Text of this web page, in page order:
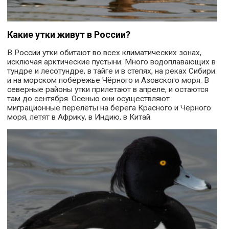
Какие утки живут в России?
В России утки обитают во всех климатических зонах,
исключая арктические пустыни. Много водоплавающих в
тундре и лесотундре, в тайге и в степях, на реках Сибири
и на морском побережье Чёрного и Азовского моря. В
северные районы утки прилетают в апреле, и остаются
там до сентября. Осенью они осуществляют
миграционные перелёты на берега Красного и Чёрного
моря, летят в Африку, в Индию, в Китай.